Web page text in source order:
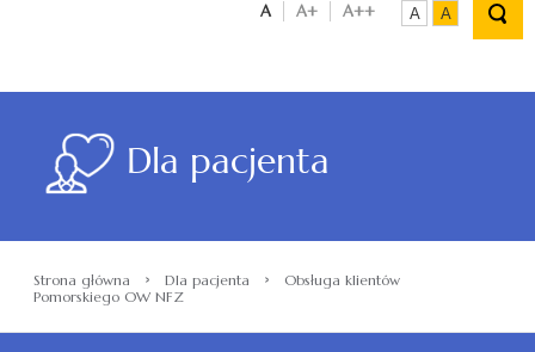
A A+ A++ A A
Dla pacjenta
Strona główna › Dla pacjenta ›
Obsługa klientów
Pomorskiego OW NFZ